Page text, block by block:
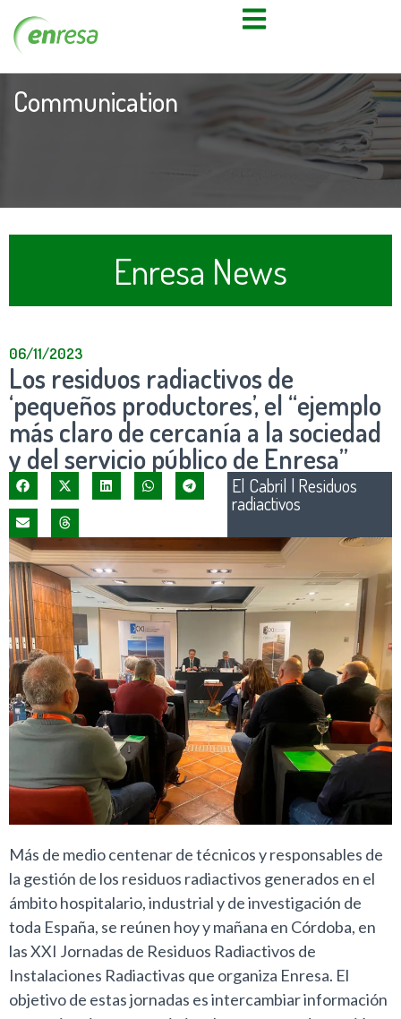
Communication
Enresa News
06/11/2023
Los residuos radiactivos de
‘pequeños productores’, el “ejemplo
más claro de cercanía a la sociedad
y del servicio público de Enresa”
El Cabril | Residuos
radiactivos
Más de medio centenar de técnicos y responsables de
la gestión de los residuos radiactivos generados en el
ámbito hospitalario, industrial y de investigación de
toda España, se reúnen hoy y mañana en Córdoba, en
las XXI Jornadas de Residuos Radiactivos de
Instalaciones Radiactivas que organiza Enresa. El
objetivo de estas jornadas es intercambiar información